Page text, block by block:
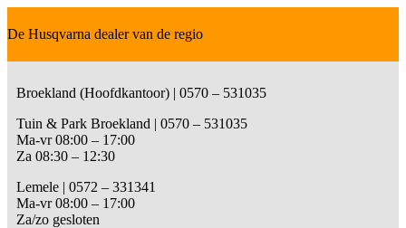
De Husqvarna dealer van de regio
Broekland (Hoofdkantoor) | 0570 – 531035
Tuin & Park Broekland | 0570 – 531035
Ma-vr 08:00 – 17:00
Za 08:30 – 12:30
Lemele | 0572 – 331341
Ma-vr 08:00 – 17:00
Za/zo gesloten